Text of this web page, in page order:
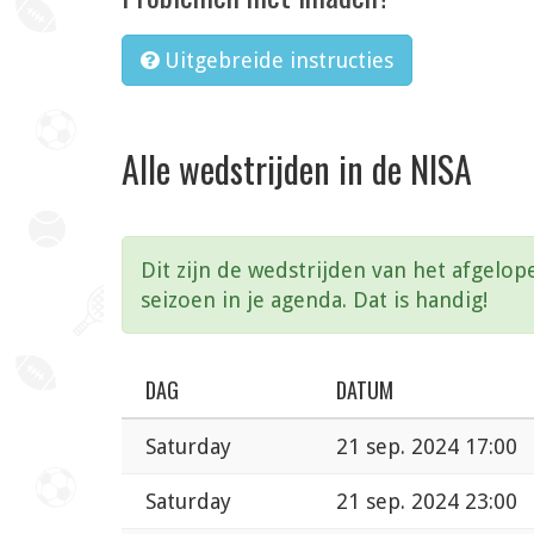
Uitgebreide instructies
Alle wedstrijden in de NISA
Dit zijn de wedstrijden van het
seizoen in je agenda. Dat is handig!
DAG DATUM
Saturday 21 sep. 2024 17:00
Saturday 21 sep. 2024 23:00